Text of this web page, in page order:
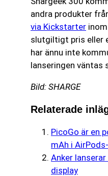
andra produkter
via Kickstarter
slutgiltigt pris eller
har ännu inte
lanseringen väntas
Bild: SHARGE
Relaterade
PicoGo är en
mAh i
Anker
display